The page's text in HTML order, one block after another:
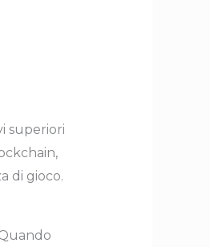
superiori
di gioco.